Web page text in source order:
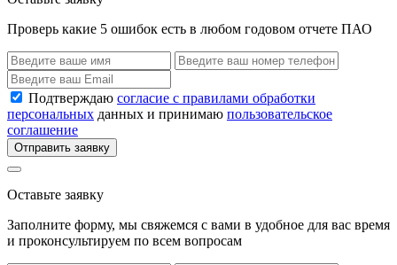
Проверь какие 5 ошибок есть в любом годовом отчете ПАО
Подтверждаю согласие с правилами обработки
персональных данных и принимаю пользовательское
соглашение
Отправить заявку
Оставьте заявку
Заполните форму, мы свяжемся с вами в удобное для вас время
и проконсультируем по всем вопросам